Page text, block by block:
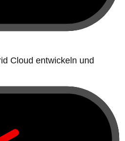
Cloud entwickeln und